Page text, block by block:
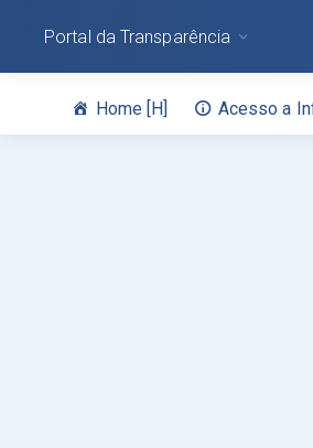
Home [H] Acesso a
Portal da Transparência